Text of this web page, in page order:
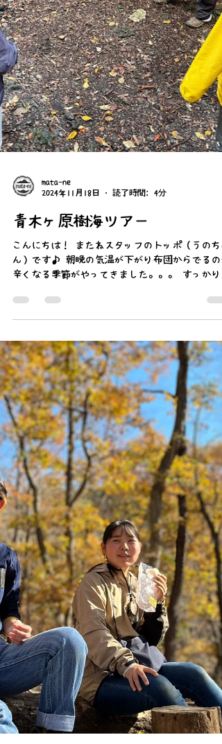
mata-ne
青木ヶ原樹海ツアー
こんにちは！ またねスタッフのトッポ（うのち
ん）です♪ 朝晩の気温が下がり布団からでるの
が暮れるのも早くなりましたね！ 先月10/20に富
士山の中腹に位置する青木ヶ原樹海＆洞窟探検の